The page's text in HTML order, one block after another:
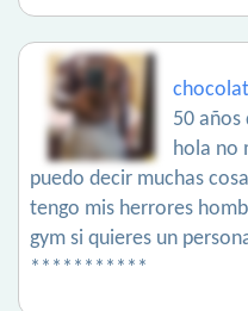
50 años
hola no
puedo decir muchas
tengo mis herrores
gym si quieres un
***********